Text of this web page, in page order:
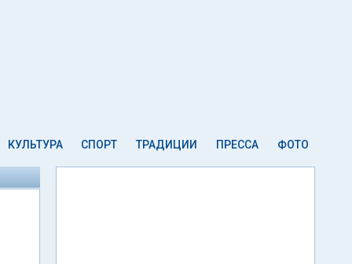
КУЛЬТУРА СПОРТ ТРАДИЦИИ ПРЕССА ФОТО